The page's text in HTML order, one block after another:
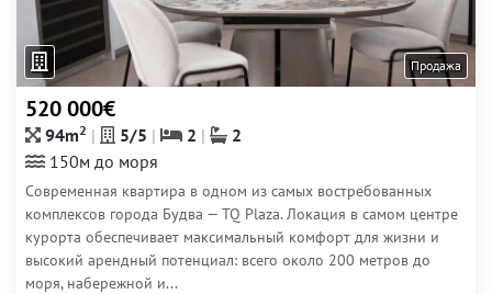
Продажа
520 000€
94m2 5/5 2
2
150м до моря
Современная квартира в одном из самых востребованных
комплексов города Будва — TQ Plaza. Локация в самом центре
курорта обеспечивает максимальный комфорт для жизни и
высокий арендный потенциал: всего около 200 метров до
моря, набережной и...